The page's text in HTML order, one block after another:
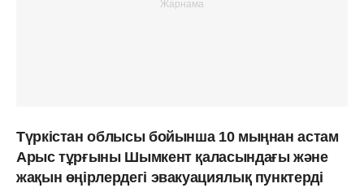
Түркістан облысы бойынша 10 мыңнан астам
Арыс тұрғыны Шымкент қаласындағы және
жақын өңірлердегі эвакуациялық пунктерді